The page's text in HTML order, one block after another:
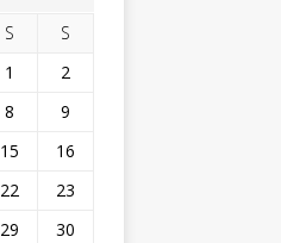
S
S
1
2
8
9
15
16
22
23
29
30